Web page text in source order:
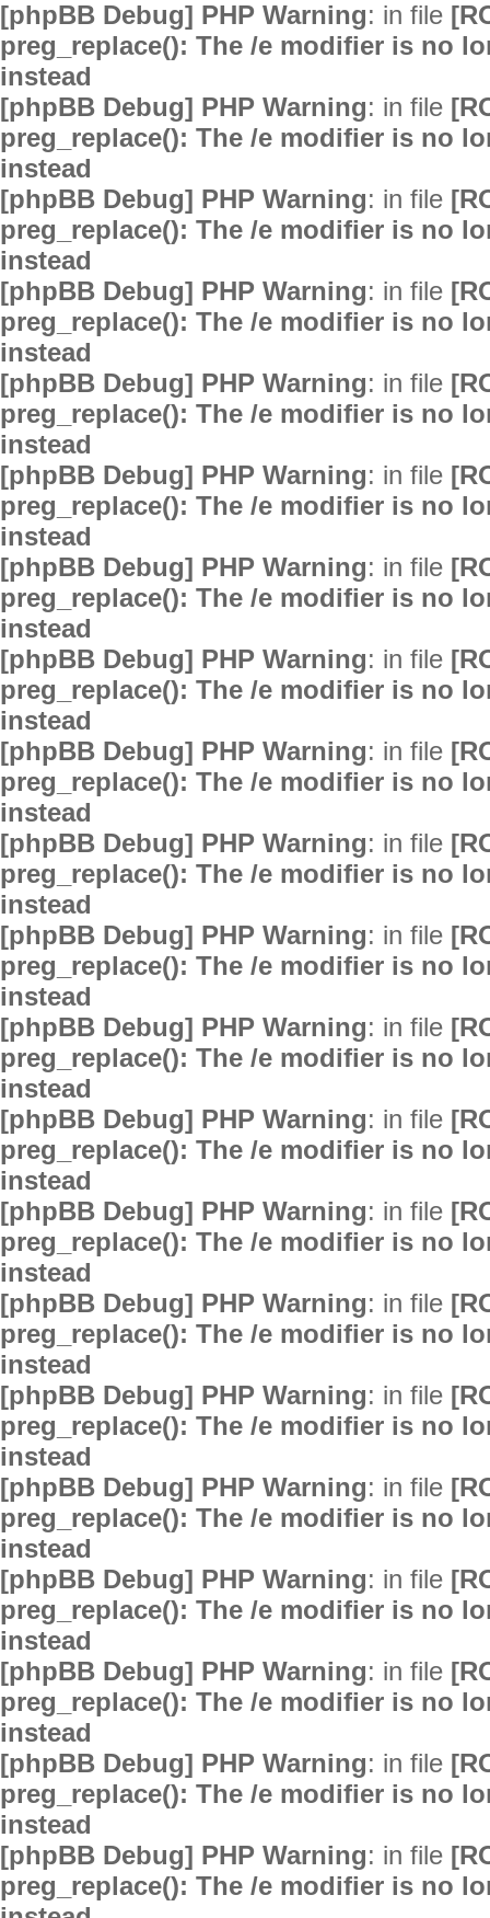
[phpBB Debug] PHP Warning: in file
preg_replace(): The /e modifier is no
instead
[phpBB Debug] PHP Warning: in file
preg_replace(): The /e modifier is no
instead
[phpBB Debug] PHP Warning: in file
preg_replace(): The /e modifier is no
instead
[phpBB Debug] PHP Warning: in file
preg_replace(): The /e modifier is no
instead
[phpBB Debug] PHP Warning: in file
preg_replace(): The /e modifier is no
instead
[phpBB Debug] PHP Warning: in file
preg_replace(): The /e modifier is no
instead
[phpBB Debug] PHP Warning: in file
preg_replace(): The /e modifier is no
instead
[phpBB Debug] PHP Warning: in file
preg_replace(): The /e modifier is no
instead
[phpBB Debug] PHP Warning: in file
preg_replace(): The /e modifier is no
instead
[phpBB Debug] PHP Warning: in file
preg_replace(): The /e modifier is no
instead
[phpBB Debug] PHP Warning: in file
preg_replace(): The /e modifier is no
instead
[phpBB Debug] PHP Warning: in file
preg_replace(): The /e modifier is no
instead
[phpBB Debug] PHP Warning: in file
preg_replace(): The /e modifier is no
instead
[phpBB Debug] PHP Warning: in file
preg_replace(): The /e modifier is no
instead
[phpBB Debug] PHP Warning: in file
preg_replace(): The /e modifier is no
instead
[phpBB Debug] PHP Warning: in file
preg_replace(): The /e modifier is no
instead
[phpBB Debug] PHP Warning: in file
preg_replace(): The /e modifier is no
instead
[phpBB Debug] PHP Warning: in file
preg_replace(): The /e modifier is no
instead
[phpBB Debug] PHP Warning: in file
preg_replace(): The /e modifier is no
instead
[phpBB Debug] PHP Warning: in file
preg_replace(): The /e modifier is no
instead
[phpBB Debug] PHP Warning: in file
preg_replace(): The /e modifier is no